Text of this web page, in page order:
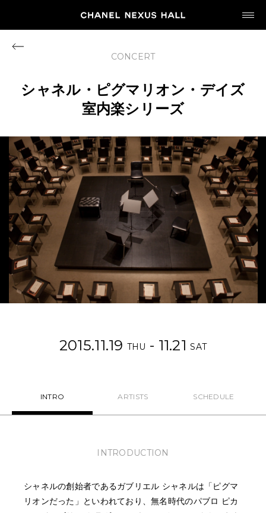
MY CHANEL NEXUS
HOME
PROGRAM
2026
ARCHIVE
NEWS
ABOUT US
CONCERT
シャネル・ピグマリオン・デイズ
室内楽シリーズ
2015.11.19 THU - 11.21SAT
INTRO ARTISTS SCHEDULE
INTRODUCTION
シャネルの創始者であるガブリエル シャネルは「ピグマ
リオンだった」といわれており、無名時代のパブロ ピカ